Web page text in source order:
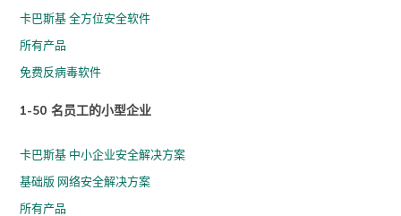
卡巴斯基 全方位安全软件
所有产品
免费反病毒软件
1-50 名员工的小型企业
卡巴斯基 中小企业安全解决方案
基础版 网络安全解决方案
所有产品